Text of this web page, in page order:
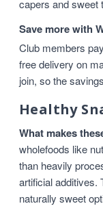
capers and sweet
Save more with
Club members
free delivery on
join, so the
Healthy
What makes
wholefoods like
than heavily
artificial additives.
naturally sweet